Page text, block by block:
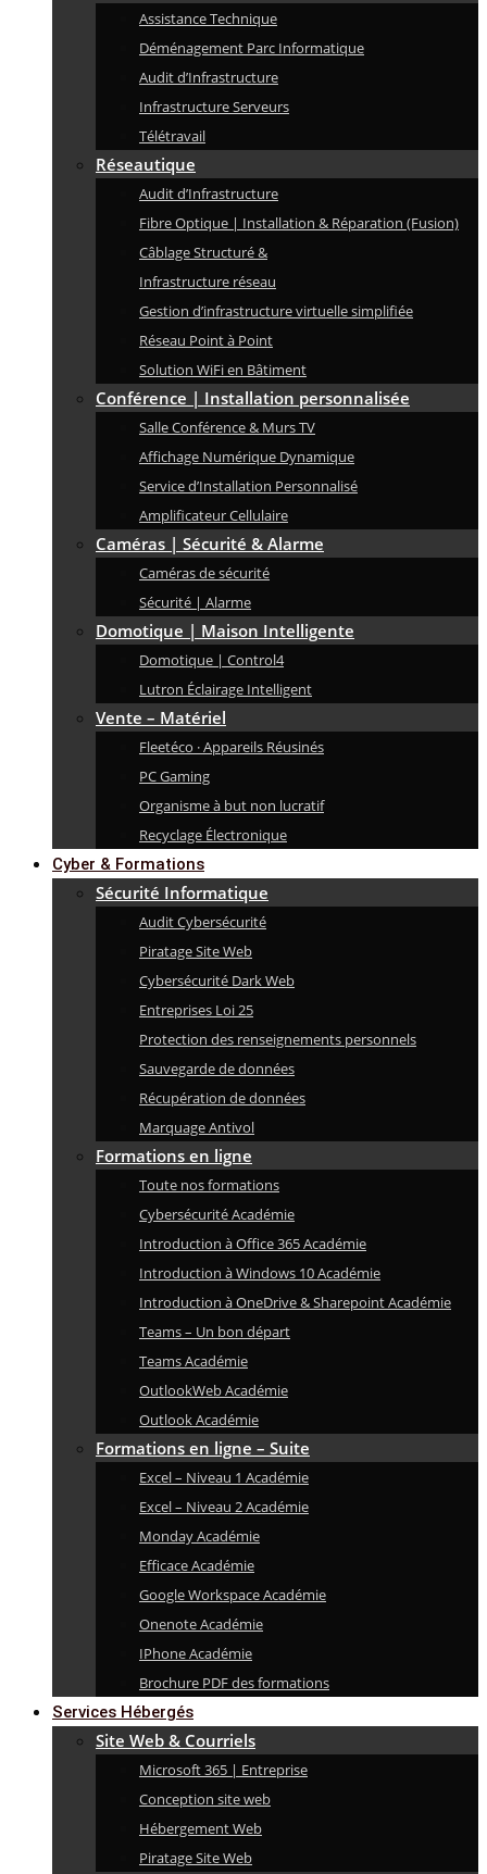
Assistance Technique
Déménagement Parc Informatique
Audit d’Infrastructure
Infrastructure Serveurs
Télétravail
Réseautique
Audit d’Infrastructure
Fibre Optique | Installation & Réparation (Fusion)
Câblage Structuré &
Infrastructure réseau
Gestion d’infrastructure virtuelle simplifiée
Réseau Point à Point
Solution WiFi en Bâtiment
Conférence | Installation personnalisée
Salle Conférence & Murs TV
Affichage Numérique Dynamique
Service d’Installation Personnalisé
Amplificateur Cellulaire
Caméras | Sécurité & Alarme
Caméras de sécurité
Sécurité | Alarme
Domotique | Maison Intelligente
Domotique | Control4
Lutron Éclairage Intelligent
Vente – Matériel
Fleetéco · Appareils Réusinés
PC Gaming
Organisme à but non lucratif
Recyclage Électronique
Cyber & Formations
Sécurité Informatique
Audit Cybersécurité
Piratage Site Web
Cybersécurité Dark Web
Entreprises Loi 25
Protection des renseignements personnels
Sauvegarde de données
Récupération de données
Marquage Antivol
Formations en ligne
Toute nos formations
Cybersécurité Académie
Introduction à Office 365 Académie
Introduction à Windows 10 Académie
Introduction à OneDrive & Sharepoint Académie
Teams – Un bon départ
Teams Académie
OutlookWeb Académie
Outlook Académie
Formations en ligne – Suite
Excel – Niveau 1 Académie
Excel – Niveau 2 Académie
Monday Académie
Efficace Académie
Google Workspace Académie
Onenote Académie
IPhone Académie
Brochure PDF des formations
Services Hébergés
Site Web & Courriels
Microsoft 365 | Entreprise
Conception site web
Hébergement Web
Piratage Site Web